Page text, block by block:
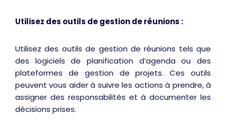
Utilisez des outils de gestion de réunions :
Utilisez des outils de gestion de réunions tels que
des logiciels de planification d’agenda ou des
plateformes de gestion de projets. Ces outils
peuvent vous aider à suivre les actions à prendre, à
assigner des responsabilités et à documenter les
décisions prises.